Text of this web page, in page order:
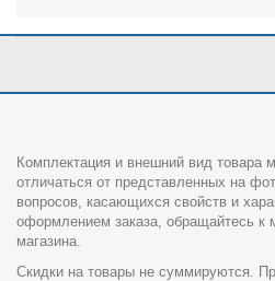
Комплектация и внешний вид товара
отличаться от представленных на
вопросов, касающихся свойств и
оформлением заказа, обращайтесь к
магазина.
Скидки на товары не суммируются.